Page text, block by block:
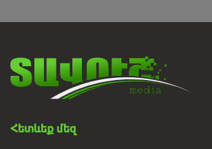
միջոցով. Իջևանի «M»
Օգոստոսի 6, 2026
Հետևեք մեզ